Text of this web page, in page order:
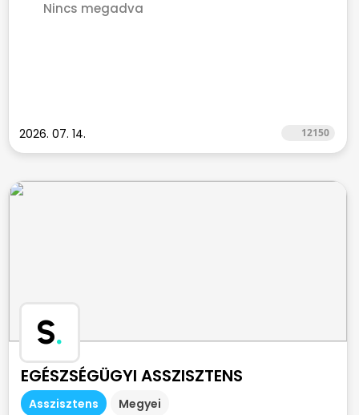
Nincs megadva
2026. 07. 14. 12150
S.
EGÉSZSÉGÜGYI ASSZISZTENS
Asszisztens Megyei